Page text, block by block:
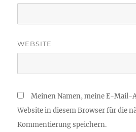
WEBSITE
Meinen Namen, meine E-Mail-
Website in diesem Browser für die
Kommentierung speichern.